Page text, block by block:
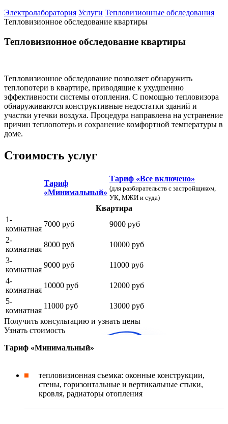
Электролаборатория Услуги Тепловизионные обследования
Тепловизионное обследование квартиры
Тепловизионное обследование квартиры
Тепловизионное обследование позволяет обнаружить
теплопотери в квартире, приводящие к ухудшению
эффективности системы отопления. С помощью тепловизора
обнаруживаются конструктивные недостатки зданий и
участки утечки воздуха. Процедура направлена на устранение
причин теплопотерь и сохранение комфортной температуры в
доме.
Стоимость услуг
Тариф
«Минимальный»
Тариф «Все включено»
(для разбирательств с застройщиком,
УК, МЖИ и суда)
Квартира
1-
комнатная
7000 руб
9000 руб
2-
комнатная
8000 руб
10000 руб
3-
комнатная
9000 руб
11000 руб
4-
комнатная
10000 руб
12000 руб
5-
комнатная
11000 руб
13000 руб
Получить консультацию и узнать цены
Узнать стоимость
Тариф «Минимальный»
тепловизионная съемка: оконные конструкции,
стены, горизонтальные и вертикальные стыки,
кровля, радиаторы отопления